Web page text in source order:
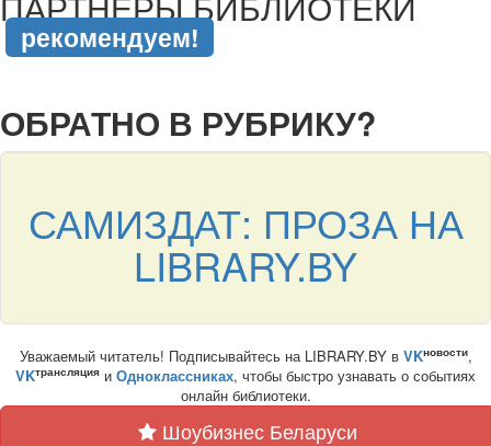
рекомендуем!
ОБРАТНО В РУБРИКУ?
САМИЗДАТ: ПРОЗА НА
LIBRARY.BY
Уважаемый читатель! Подписывайтесь на LIBRARY.BY в VKновости,
VKтрансляция и Одноклассниках, чтобы быстро узнавать о событиях
онлайн библиотеки.
Шоубизнес Беларуси